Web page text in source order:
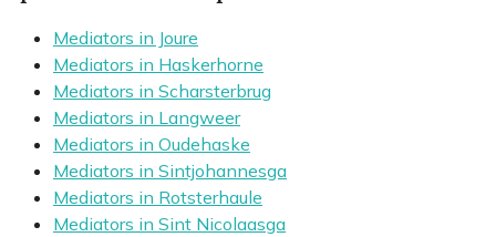
Mediators in Joure
Mediators in Haskerhorne
Mediators in Scharsterbrug
Mediators in Langweer
Mediators in Oudehaske
Mediators in Sintjohannesga
Mediators in Rotsterhaule
Mediators in Sint Nicolaasga